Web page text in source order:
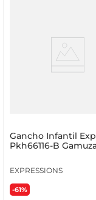
Gancho Infantil Exp
Pkh66116-B
EXPRESSIONS
-61%